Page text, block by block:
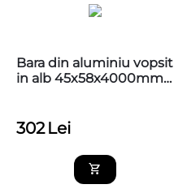
Bara din aluminiu vopsit
in alb 45x58x4000mm
302 Lei